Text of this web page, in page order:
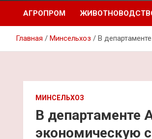
АГРОПРОМ
Главная Минсельхоз В
МИНСЕЛЬХОЗ
В департаменте
экономическую